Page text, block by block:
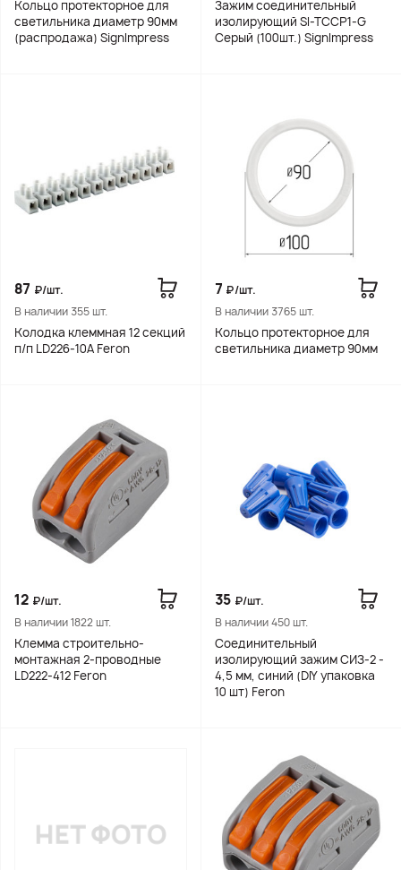
Кольцо протекторное для
светильника диаметр 90мм
(распродажа) SignImpress
Зажим соединительный
изолирующий SI-TCCP1-G
Серый (100шт.) SignImpress
87 ₽/шт.
В наличии 355 шт.
Колодка клеммная 12 секций
п/п LD226-10A Feron
7 ₽/шт.
В наличии 3765 шт.
Кольцо протекторное для
светильника диаметр 90мм
12 ₽/шт.
В наличии 1822 шт.
Клемма строительно-
монтажная 2-проводные
LD222-412 Feron
35 ₽/шт.
В наличии 450 шт.
Соединительный
изолирующий зажим СИЗ-2 -
4,5 мм, синий (DIY упаковка
10 шт) Feron